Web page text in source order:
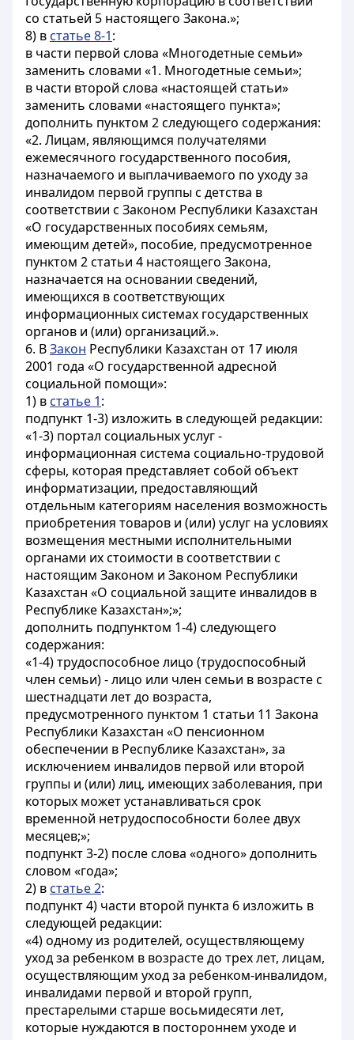
со статьей 5 настоящего Закона.»;
8) в статье 8-1:
в части первой слова «Многодетные семьи»
заменить словами «1. Многодетные семьи»;
в части второй слова «настоящей статьи»
заменить словами «настоящего пункта»;
дополнить пунктом 2 следующего содержания:
«2. Лицам, являющимся получателями
ежемесячного государственного пособия,
назначаемого и выплачиваемого по уходу за
инвалидом первой группы с детства в
соответствии с Законом Республики Казахстан
«О государственных пособиях семьям,
имеющим детей», пособие, предусмотренное
пунктом 2 статьи 4 настоящего Закона,
назначается на основании сведений,
имеющихся в соответствующих
информационных системах государственных
органов и (или) организаций.».
6. ВЗакон Республики Казахстан от 17 июля
2001 года «О государственной адресной
социальной помощи»:
1) в статье 1:
подпункт 1-3) изложить в следующей редакции:
«1-3) портал социальных услуг -
информационная система социально-трудовой
сферы, которая представляет собой объект
информатизации, предоставляющий
отдельным категориям населения возможность
приобретения товаров и (или) услуг на условиях
возмещения местными исполнительными
органами их стоимости в соответствии с
настоящим Законом и Законом Республики
Казахстан «О социальной защите инвалидов в
Республике Казахстан»;»;
дополнить подпунктом 1-4) следующего
содержания:
«1-4) трудоспособное лицо (трудоспособный
член семьи) - лицо или член семьи в возрасте с
шестнадцати лет до возраста,
предусмотренного пунктом 1 статьи 11 Закона
Республики Казахстан «О пенсионном
обеспечении в Республике Казахстан», за
исключением инвалидов первой или второй
группы и (или) лиц, имеющих заболевания, при
которых может устанавливаться срок
временной нетрудоспособности более двух
месяцев;»;
подпункт 3-2) после слова «одного» дополнить
словом «года»;
2) в статье 2:
подпункт 4) части второй пункта 6 изложить в
следующей редакции:
«4) одному из родителей, осуществляющему
уход за ребенком в возрасте до трех лет, лицам,
осуществляющим уход за ребенком-инвалидом,
инвалидами первой и второй групп,
престарелыми старше восьмидесяти лет,
которые нуждаются в постороннем уходе и